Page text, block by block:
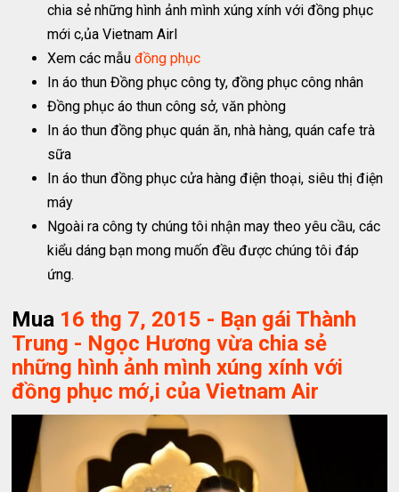
chia sẻ những hình ảnh mình xúng xính với đồng phục
mới c,ủa Vietnam Airl
Xem các mẫuđồng phục
In áo thun Đồng phục công ty, đồng phục công nhân
Đồng phục áo thun công sở, văn phòng
In áo thun đồng phục quán ăn, nhà hàng, quán cafe trà
sữa
In áo thun đồng phục cửa hàng điện thoại, siêu thị điện
máy
Ngoài ra công ty chúng tôi nhận may theo yêu cầu, các
kiểu dáng bạn mong muốn đều được chúng tôi đáp
ứng.
Mua 16 thg 7, 2015 - Bạn gái Thành
Trung - Ngọc Hương vừa chia sẻ
những hình ảnh mình xúng xính với
đồng phục mớ,i của Vietnam Air